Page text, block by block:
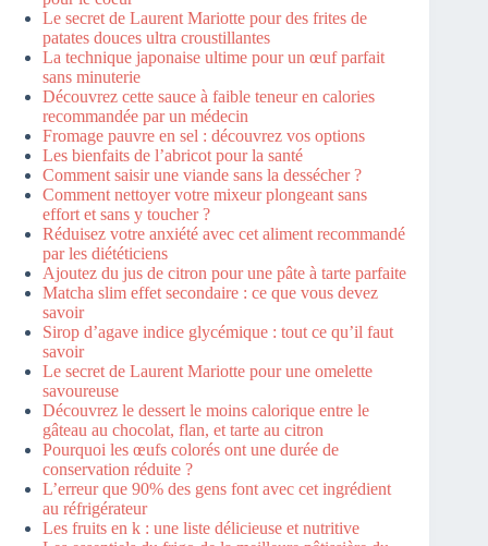
Le secret de Laurent Mariotte pour des frites de
patates douces ultra croustillantes
La technique japonaise ultime pour un œuf parfait
sans minuterie
Découvrez cette sauce à faible teneur en calories
recommandée par un médecin
Fromage pauvre en sel : découvrez vos options
Les bienfaits de l’abricot pour la santé
Comment saisir une viande sans la dessécher ?
Comment nettoyer votre mixeur plongeant sans
effort et sans y toucher ?
Réduisez votre anxiété avec cet aliment recommandé
par les diététiciens
Ajoutez du jus de citron pour une pâte à tarte parfaite
Matcha slim effet secondaire : ce que vous devez
savoir
Sirop d’agave indice glycémique : tout ce qu’il faut
savoir
Le secret de Laurent Mariotte pour une omelette
savoureuse
Découvrez le dessert le moins calorique entre le
gâteau au chocolat, flan, et tarte au citron
Pourquoi les œufs colorés ont une durée de
conservation réduite ?
L’erreur que 90% des gens font avec cet ingrédient
au réfrigérateur
Les fruits en k : une liste délicieuse et nutritive